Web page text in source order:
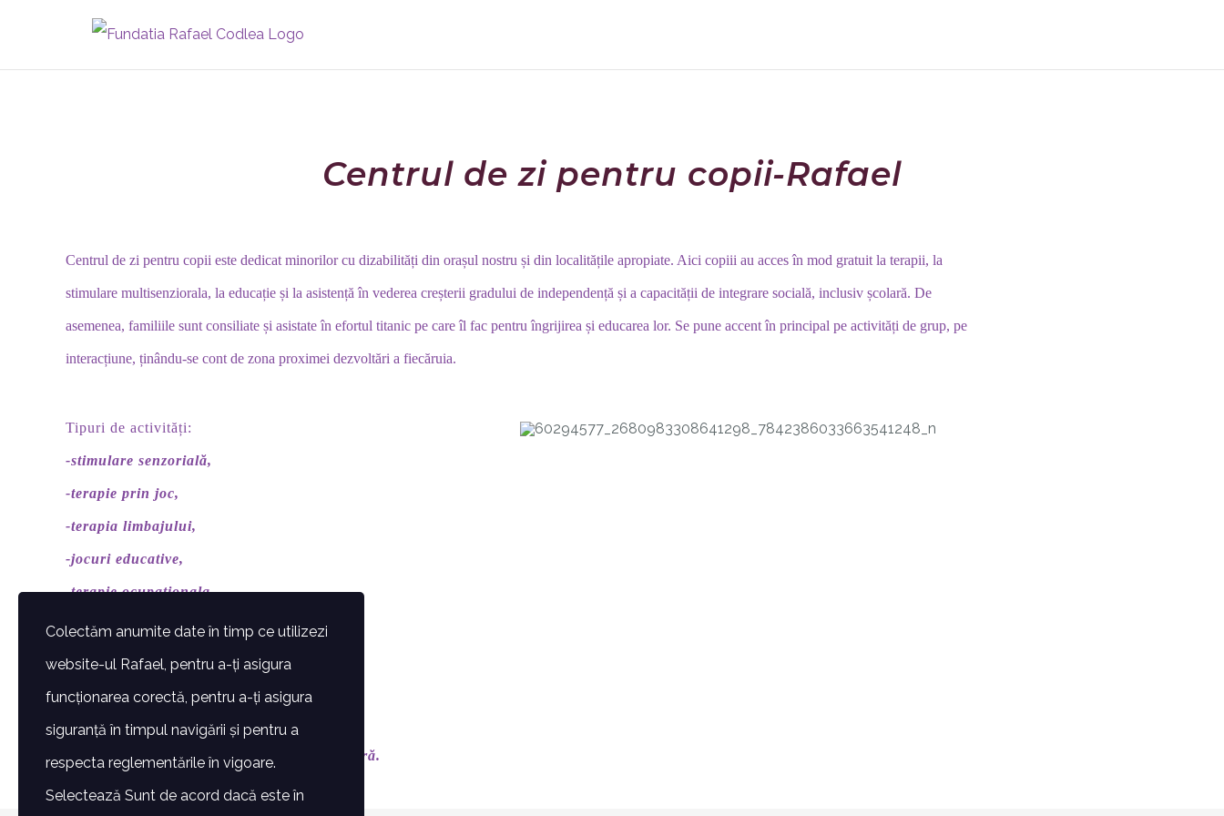
Centrul de zi pentru copii-Rafael
Centrul de zi pentru copii este dedicat minorilor cu dizabilități din orașul nostru și din localitățile apropiate. Aici copiii au acces în mod gratuit la terapii, la
stimulare multisenziorala, la educație și la asistență în vederea creșterii gradului de independență și a capacității de integrare socială, inclusiv școlară. De
asemenea, familiile sunt consiliate și asistate în efortul titanic pe care îl fac pentru îngrijirea și educarea lor. Se pune accent în principal pe activități de grup, pe
interacțiune, ținându-se cont de zona proximei dezvoltări a fiecăruia.
Tipuri de activități:
-stimulare senzorială,
-terapie prin joc,
-terapia limbajului,
-jocuri educative,
-terapie ocupationala,
-kinetoterapie,
-masaj terapeutic,
-socializare,
-consilierea familiei,
-asistare pentru integrarea preșcolară/școlară.
Colectăm anumite date în timp ce utilizezi
website-ul Rafael, pentru a-ți asigura
funcționarea corectă, pentru a-ți asigura
siguranță în timpul navigării și pentru a
respecta reglementările în vigoare.
Selectează Sunt de acord dacă este în